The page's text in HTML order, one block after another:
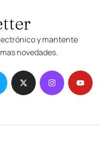
y mantente
novedades.